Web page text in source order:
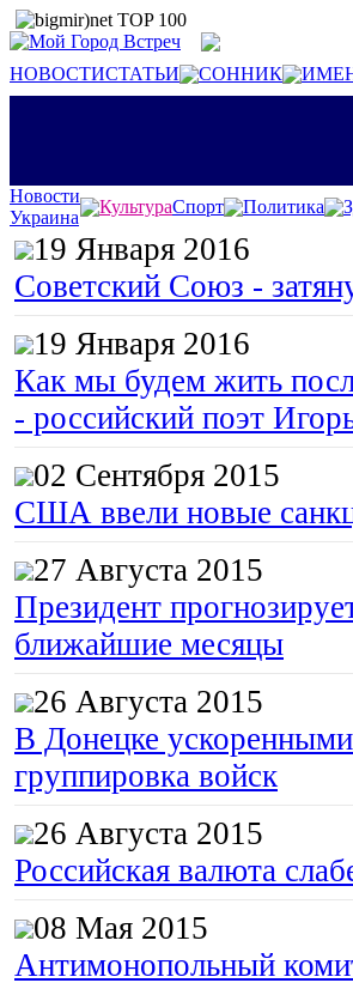
НОВОСТИСТАТЬИ СОННИК
Новости
Украина
КультураСпорт Политика
19 Января 2016
Советский Союз -
19 Января 2016
Как мы будем жить
- российский поэт
02 Сентября 2015
США ввели новые
27 Августа 2015
Президент
ближайшие месяцы
26 Августа 2015
В Донецке
группировка войск
26 Августа 2015
Российская валюта
08 Мая 2015
Антимонопольный